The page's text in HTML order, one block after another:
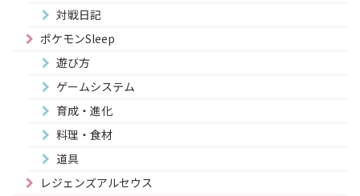
対戦日記
ポケモンSleep
遊び方
ゲームシステム
育成・進化
料理・食材
道具
レジェンズアルセウス